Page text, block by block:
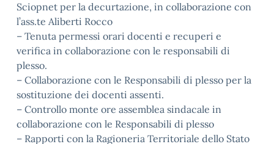
Sciopnet per la decurtazione, in collaborazione con
l’ass.te Aliberti Rocco
– Tenuta permessi orari docenti e recuperi e
verifica in collaborazione con le responsabili di
plesso.
– Collaborazione con le Responsabili di plesso per la
sostituzione dei docenti assenti.
– Controllo monte ore assemblea sindacale in
collaborazione con le Responsabili di plesso
– Rapporti con la Ragioneria Territoriale dello Stato